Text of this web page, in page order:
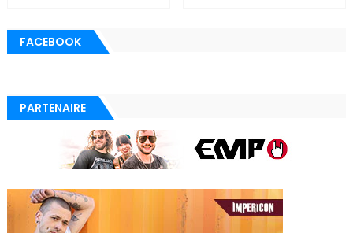
FACEBOOK
PARTENAIRE